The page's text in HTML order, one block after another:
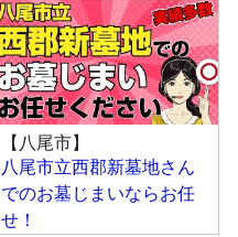
【八尾市】
八尾市立西郡新墓地さん
でのお墓じまいならお任
せ！